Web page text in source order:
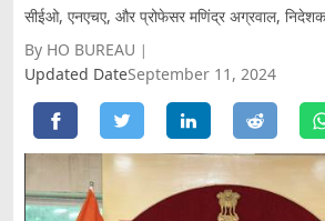
सीईओ, एनएचए, और प्रोफेसर मणिंद्र अग्रवाल,
By HO BUREAU
Updated DateSeptember 11, 2024